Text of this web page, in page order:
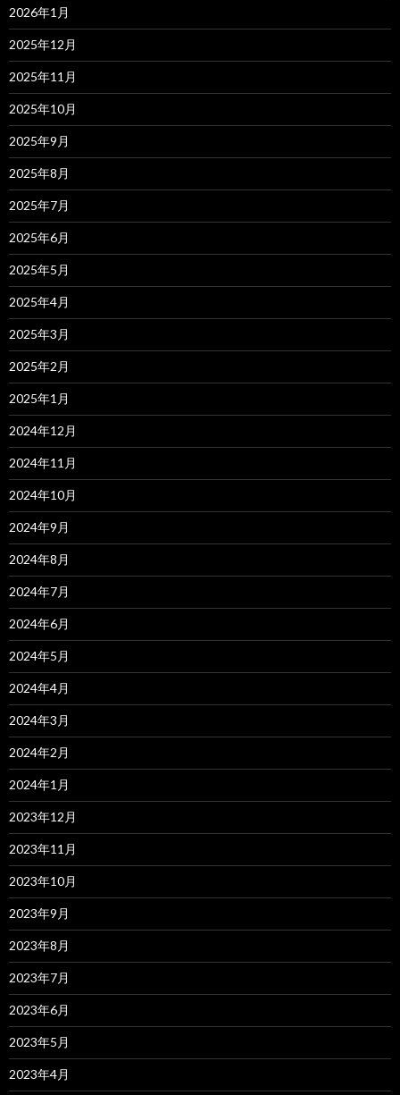
2026年1月
2025年12月
2025年11月
2025年10月
2025年9月
2025年8月
2025年7月
2025年6月
2025年5月
2025年4月
2025年3月
2025年2月
2025年1月
2024年12月
2024年11月
2024年10月
2024年9月
2024年8月
2024年7月
2024年6月
2024年5月
2024年4月
2024年3月
2024年2月
2024年1月
2023年12月
2023年11月
2023年10月
2023年9月
2023年8月
2023年7月
2023年6月
2023年5月
2023年4月